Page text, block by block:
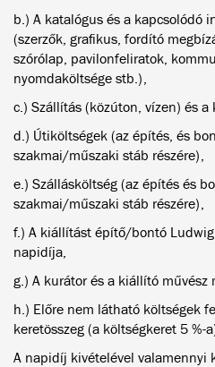
b.) A katalógus és a kapcsolódó
(szerzők, grafikus, fordító
szórólap, pavilonfeliratok,
nyomdaköltsége stb.),
c.) Szállítás (közúton, vízen) és
d.) Útiköltségek (az építés, és
szakmai/műszaki stáb részére),
e.) Szállásköltség (az építés és
szakmai/műszaki stáb részére),
f.) A kiállítást építő/bontó
napidíja,
g.) A kurátor és a kiállító művész
h.) Előre nem látható költségek
keretösszeg (a költségkeret 5 %-
A napidíj kivételével valamennyi